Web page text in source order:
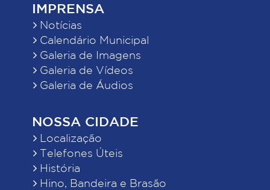
IMPRENSA
Notícias
Calendário Municipal
Galeria de Imagens
Galeria de Vídeos
Galeria de Áudios
NOSSA CIDADE
Localização
Telefones Úteis
História
Hino, Bandeira e Brasão